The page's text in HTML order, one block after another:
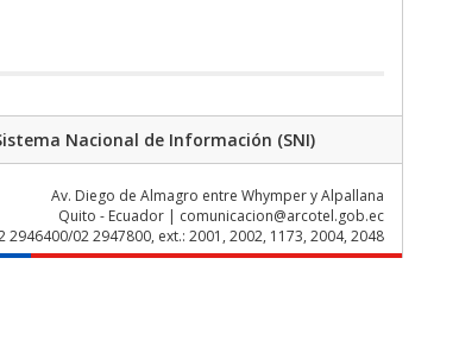
Nacional de Información (SNI)
Av. Diego de Almagro entre Whymper y Alpallana
Quito - Ecuador | comunicacion@arcotel.gob.ec
2946400/02 2947800, ext.: 2001, 2002, 1173, 2004, 2048